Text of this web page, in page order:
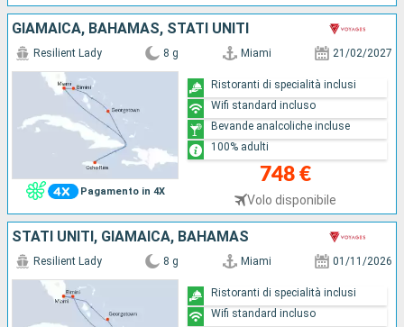
GIAMAICA, BAHAMAS, STATI UNITI
Pagamento in 4X
Resilient Lady 8 g Miami 21/02/2027
748 €
Volo disponibile
Ristoranti di specialità inclusi
Wifi standard incluso
Bevande analcoliche incluse
100% adulti
STATI UNITI, GIAMAICA, BAHAMAS
Resilient Lady 8 g Miami 01/11/2026
Ristoranti di specialità inclusi
Wifi standard incluso